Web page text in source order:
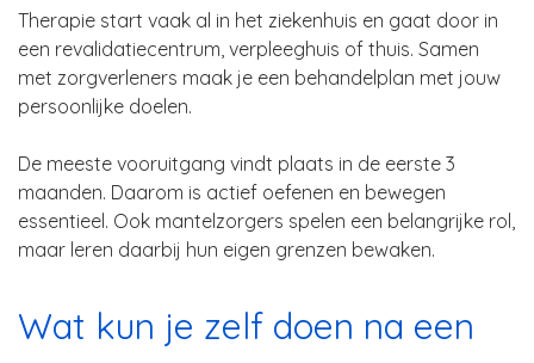
Therapie start vaak al in het ziekenhuis en gaat door in
een revalidatiecentrum, verpleeghuis of thuis. Samen
met zorgverleners maak je een behandelplan met jouw
persoonlijke doelen.
De meeste vooruitgang vindt plaats in de eerste 3
maanden. Daarom is actief oefenen en bewegen
essentieel. Ook mantelzorgers spelen een belangrijke rol,
maar leren daarbij hun eigen grenzen bewaken.
Wat kun je zelf doen na een